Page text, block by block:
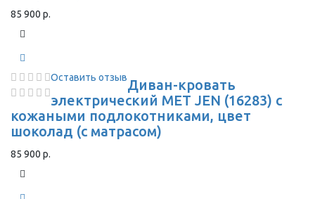
85 900 р.
Оставить отзывДиван-кровать
электрический MET JEN (16283) с
кожаными подлокотниками, цвет
шоколад (с матрасом)
85 900 р.